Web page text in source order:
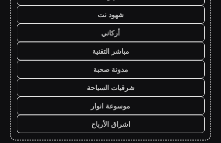
شهود نت
أركاني
مباشر التقنية
مدونة صحبة
شرقيات السياحة
موسوعة انوار
اشراق الأرباح